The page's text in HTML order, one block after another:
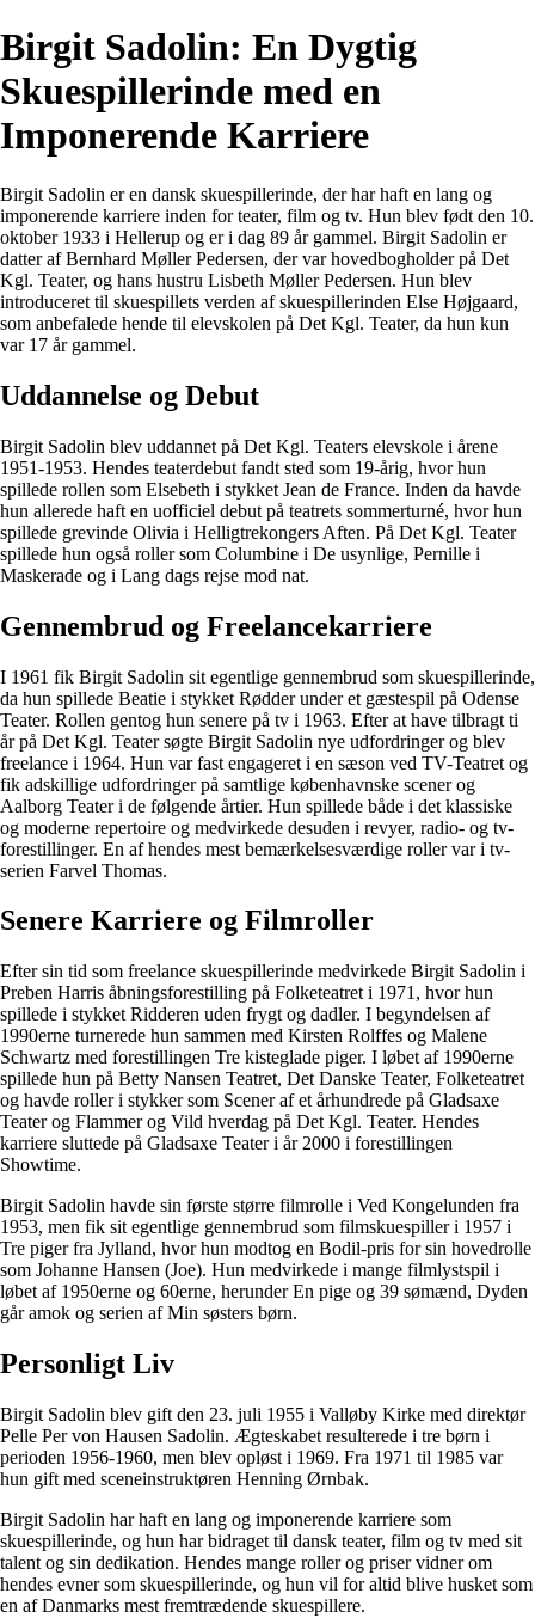
Birgit Sadolin: En Dygtig
Skuespillerinde med en
Imponerende Karriere
Birgit Sadolin er en dansk skuespillerinde, der har haft en lang og
imponerende karriere inden for teater, film og tv. Hun blev født den 10.
oktober 1933 i Hellerup og er i dag 89 år gammel. Birgit Sadolin er
datter af Bernhard Møller Pedersen, der var hovedbogholder på Det
Kgl. Teater, og hans hustru Lisbeth Møller Pedersen. Hun blev
introduceret til skuespillets verden af skuespillerinden Else Højgaard,
som anbefalede hende til elevskolen på Det Kgl. Teater, da hun kun
var 17 år gammel.
Uddannelse og Debut
Birgit Sadolin blev uddannet på Det Kgl. Teaters elevskole i årene
1951-1953. Hendes teaterdebut fandt sted som 19-årig, hvor hun
spillede rollen som Elsebeth i stykket Jean de France. Inden da havde
hun allerede haft en uofficiel debut på teatrets sommerturné, hvor hun
spillede grevinde Olivia i Helligtrekongers Aften. På Det Kgl. Teater
spillede hun også roller som Columbine i De usynlige, Pernille i
Maskerade og i Lang dags rejse mod nat.
Gennembrud og Freelancekarriere
I 1961 fik Birgit Sadolin sit egentlige gennembrud som skuespillerinde,
da hun spillede Beatie i stykket Rødder under et gæstespil på Odense
Teater. Rollen gentog hun senere på tv i 1963. Efter at have tilbragt ti
år på Det Kgl. Teater søgte Birgit Sadolin nye udfordringer og blev
freelance i 1964. Hun var fast engageret i en sæson ved TV-Teatret og
fik adskillige udfordringer på samtlige københavnske scener og
Aalborg Teater i de følgende årtier. Hun spillede både i det klassiske
og moderne repertoire og medvirkede desuden i revyer, radio- og tv-
forestillinger. En af hendes mest bemærkelsesværdige roller var i tv-
serien Farvel Thomas.
Senere Karriere og Filmroller
Efter sin tid som freelance skuespillerinde medvirkede Birgit Sadolin i
Preben Harris åbningsforestilling på Folketeatret i 1971, hvor hun
spillede i stykket Ridderen uden frygt og dadler. I begyndelsen af
1990erne turnerede hun sammen med Kirsten Rolffes og Malene
Schwartz med forestillingen Tre kisteglade piger. I løbet af 1990erne
spillede hun på Betty Nansen Teatret, Det Danske Teater, Folketeatret
og havde roller i stykker som Scener af et århundrede på Gladsaxe
Teater og Flammer og Vild hverdag på Det Kgl. Teater. Hendes
karriere sluttede på Gladsaxe Teater i år 2000 i forestillingen
Showtime.
Birgit Sadolin havde sin første større filmrolle i Ved Kongelunden fra
1953, men fik sit egentlige gennembrud som filmskuespiller i 1957 i
Tre piger fra Jylland, hvor hun modtog en Bodil-pris for sin hovedrolle
som Johanne Hansen (Joe). Hun medvirkede i mange filmlystspil i
løbet af 1950erne og 60erne, herunder En pige og 39 sømænd, Dyden
går amok og serien af Min søsters børn.
Personligt Liv
Birgit Sadolin blev gift den 23. juli 1955 i Valløby Kirke med direktør
Pelle Per von Hausen Sadolin. Ægteskabet resulterede i tre børn i
perioden 1956-1960, men blev opløst i 1969. Fra 1971 til 1985 var
hun gift med sceneinstruktøren Henning Ørnbak.
Birgit Sadolin har haft en lang og imponerende karriere som
skuespillerinde, og hun har bidraget til dansk teater, film og tv med sit
talent og sin dedikation. Hendes mange roller og priser vidner om
hendes evner som skuespillerinde, og hun vil for altid blive husket som
en af Danmarks mest fremtrædende skuespillere.